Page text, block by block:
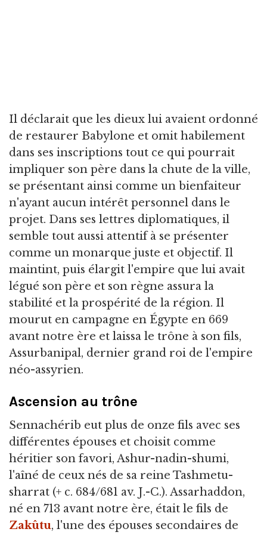
Il déclarait que les dieux lui avaient ordonné
de restaurer Babylone et omit habilement
dans ses inscriptions tout ce qui pourrait
impliquer son père dans la chute de la ville,
se présentant ainsi comme un bienfaiteur
n'ayant aucun intérêt personnel dans le
projet. Dans ses lettres diplomatiques, il
semble tout aussi attentif à se présenter
comme un monarque juste et objectif. Il
maintint, puis élargit l'empire que lui avait
légué son père et son règne assura la
stabilité et la prospérité de la région. Il
mourut en campagne en Égypte en 669
avant notre ère et laissa le trône à son fils,
Assurbanipal, dernier grand roi de l'empire
néo-assyrien.
Ascension au trône
Sennachérib eut plus de onze fils avec ses
différentes épouses et choisit comme
héritier son favori, Ashur-nadin-shumi,
l'aîné de ceux nés de sa reine Tashmetu-
sharrat (+ c. 684/681 av. J.-C.). Assarhaddon,
né en 713 avant notre ère, était le fils de
Zakûtu, l'une des épouses secondaires de